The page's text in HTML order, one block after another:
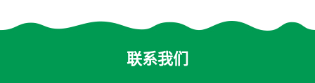
联系我们